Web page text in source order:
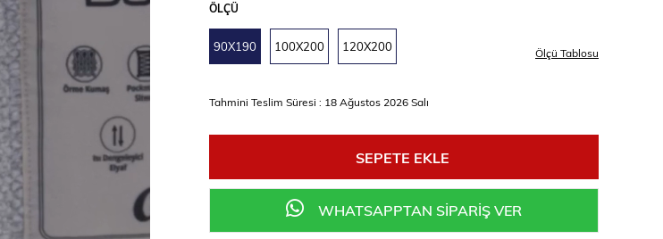
ÖLÇÜ
90X190 100X200 120X200
Tahmini Teslim Süresi : 18 Ağustos 2026 Salı
WHATSAPPTAN SİPARİŞ VER